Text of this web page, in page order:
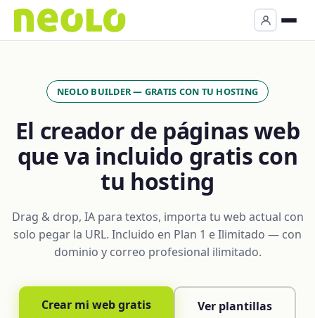
NEOLO BUILDER — GRATIS CON TU HOSTING
El creador de páginas web
que va incluido gratis con
tu hosting
Drag & drop, IA para textos, importa tu web actual con
solo pegar la URL. Incluido en Plan 1 e Ilimitado — con
dominio y correo profesional ilimitado.
Crear mi web gratis Ver plantillas